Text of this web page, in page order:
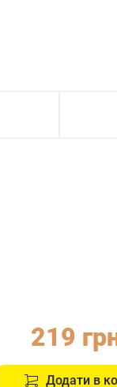
219
Додати в